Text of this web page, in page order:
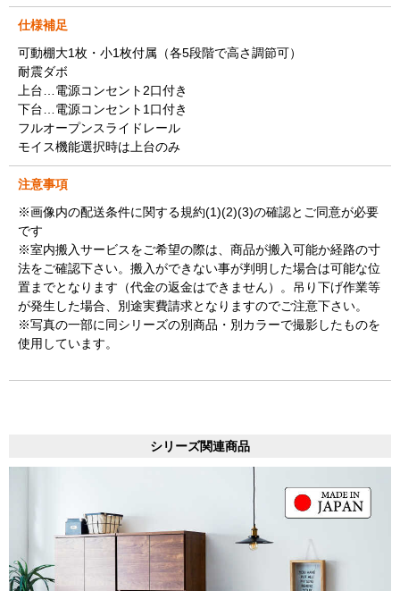
仕様補足
可動棚大1枚・小1枚付属（各5段階で高さ調節可）
耐震ダボ
上台…電源コンセント2口付き
下台…電源コンセント1口付き
フルオープンスライドレール
モイス機能選択時は上台のみ
注意事項
※画像内の配送条件に関する規約(1)(2)(3)の確認とご同意が必要
です
※室内搬入サービスをご希望の際は、商品が搬入可能か経路の寸
法をご確認下さい。搬入ができない事が判明した場合は可能な位
置までとなります（代金の返金はできません）。吊り下げ作業等
が発生した場合、別途実費請求となりますのでご注意下さい。
※写真の一部に同シリーズの別商品・別カラーで撮影したものを
使用しています。
シリーズ関連商品